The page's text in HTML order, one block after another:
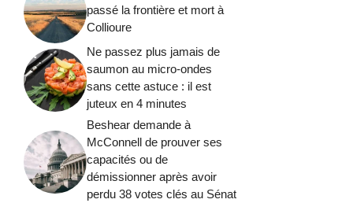
passé la frontière et mort à
Collioure
Ne passez plus jamais de
saumon au micro-ondes
sans cette astuce : il est
juteux en 4 minutes
Beshear demande à
McConnell de prouver ses
capacités ou de
démissionner après avoir
perdu 38 votes clés au Sénat